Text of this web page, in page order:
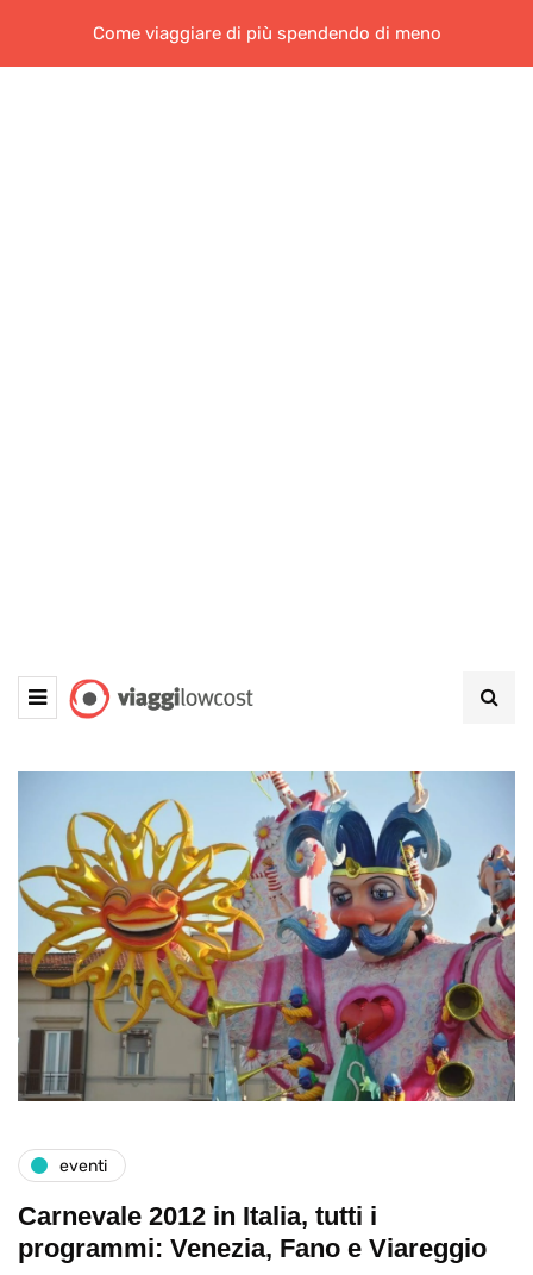
Come viaggiare di più spendendo di meno
eventi
Carnevale 2012 in Italia, tutti i
programmi: Venezia, Fano e Viareggio